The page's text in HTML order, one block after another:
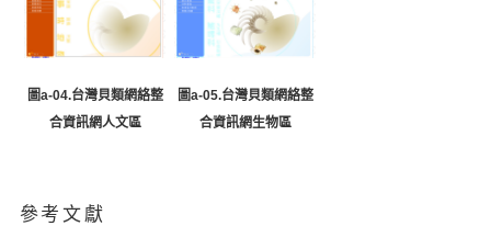
圖a-04.台灣貝類網絡整
合資訊網人文區
圖a-05.台灣貝類網絡整
合資訊網生物區
參考文獻